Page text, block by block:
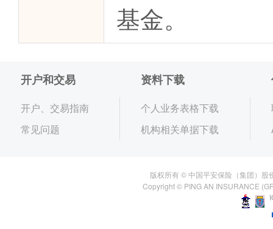
基金。
开户和交易
开户、交易指南
常见问题
资料下载
个人业务表格下载
机构相关单据下载
版权所有 © 中国平安保险（集团）股
Copyright © PING AN INSURANCE